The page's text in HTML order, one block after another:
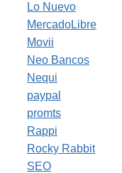
Lo Nuevo
MercadoLibre
Movii
Neo Bancos
Nequi
paypal
promts
Rappi
Rocky Rabbit
SEO